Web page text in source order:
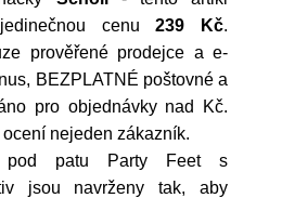
cenu239 Kč.
prověřené prodejce a e-
BEZPLATNÉ poštovné a
pro objednávky nad Kč.
nejeden zákazník.
pod patu Party Feet s
jsou navrženy tak, aby